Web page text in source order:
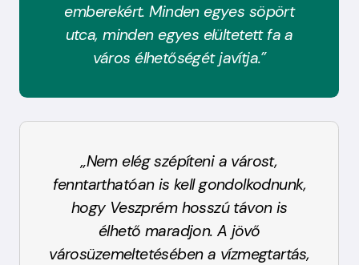
emberekért. Minden egyes söpört
utca, minden egyes elültetett fa a
város élhetőségét javítja.”
„Nem elég szépíteni a várost,
fenntarthatóan is kell gondolkodnunk,
hogy Veszprém hosszú távon is
élhető maradjon. A jövő
városüzemeltetésében a vízmegtartás,